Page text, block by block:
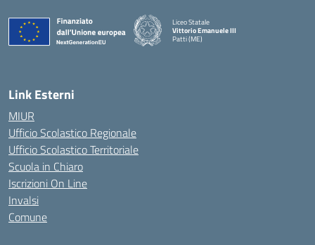
Liceo Statale
Vittorio Emanuele III
Patti (ME)
Link Esterni
MIUR
Ufficio Scolastico Regionale
Ufficio Scolastico Territoriale
Scuola in Chiaro
Iscrizioni On Line
Invalsi
Comune